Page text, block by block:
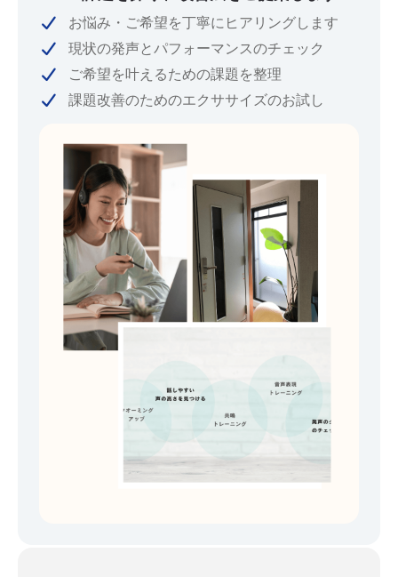
お悩み・ご希望を丁寧にヒアリングします
現状の発声とパフォーマンスのチェック
ご希望を叶えるための課題を整理
課題改善のためのエクササイズのお試し